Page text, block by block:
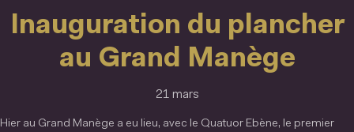
Inauguration du plancher
au Grand Manège
21 mars
Hier au Grand Manège a eu lieu, avec le Quatuor Ebène, le premier